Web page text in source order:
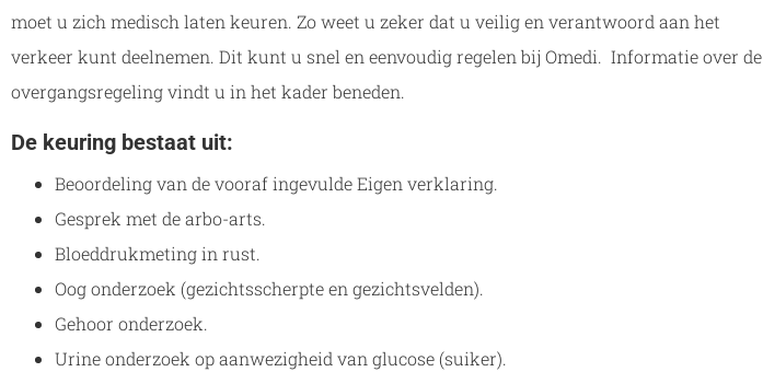
moet u zich medisch laten keuren. Zo weet u zeker dat u veilig en verantwoord aan het
verkeer kunt deelnemen. Dit kunt u snel en eenvoudig regelen bij Omedi. Informatie over de
overgangsregeling vindt u in het kader beneden.
De keuring bestaat uit:
Beoordeling van de vooraf ingevulde Eigen verklaring.
Gesprek met de arbo-arts.
Bloeddrukmeting in rust.
Oog onderzoek (gezichtsscherpte en gezichtsvelden).
Gehoor onderzoek.
Urine onderzoek op aanwezigheid van glucose (suiker).